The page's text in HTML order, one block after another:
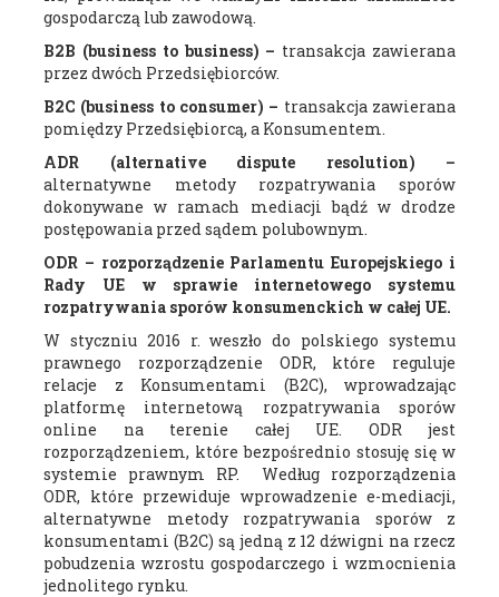
gospodarczą lub zawodową.
B2B (business to business) – transakcja zawierana
przez dwóch Przedsiębiorców.
B2C (business to consumer) – transakcja zawierana
pomiędzy Przedsiębiorcą, a Konsumentem.
ADR (alternative dispute resolution) –
alternatywne metody rozpatrywania sporów
dokonywane w ramach mediacji bądź w drodze
postępowania przed sądem polubownym.
ODR – rozporządzenie Parlamentu Europejskiego i
Rady UE w sprawie internetowego systemu
rozpatrywania sporów konsumenckich w całej UE.
W styczniu 2016 r. weszło do polskiego systemu
prawnego rozporządzenie ODR, które reguluje
relacje z Konsumentami (B2C), wprowadzając
platformę internetową rozpatrywania sporów
online na terenie całej UE. ODR jest
rozporządzeniem, które bezpośrednio stosuję się w
systemie prawnym RP. Według rozporządzenia
ODR, które przewiduje wprowadzenie e-mediacji,
alternatywne metody rozpatrywania sporów z
konsumentami (B2C) są jedną z 12 dźwigni na rzecz
pobudzenia wzrostu gospodarczego i wzmocnienia
jednolitego rynku.